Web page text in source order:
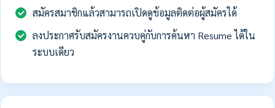
สมัครสมาชิกแล้วสามารถเปิดดูข้อมูลติดต่อผู้สมัครได้
ลงประกาศรับสมัครงานควบคู่กับการค้นหา Resume ได้ใน
ระบบเดียว